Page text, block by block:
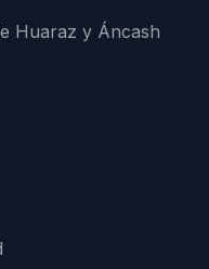
Huaraz y Áncash